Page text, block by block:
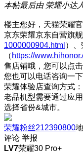
本帖最后由 荣耀小达
楼主您好，天猫荣耀
京东荣耀京东自营旗
1000000904.html ）
（ https://
售店铺哦，您可以点
您也可以电话咨询一
荣耀体验店查询方式
老品机型需要通过应
选择省份&城市。
荣耀粉丝212390800
评论 举报
LV7荣耀30 Pro+